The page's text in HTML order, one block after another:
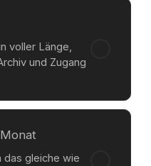
voller Länge,
und Zugang
das gleiche wie